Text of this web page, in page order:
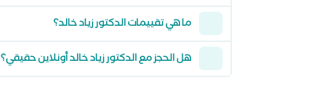
ما هي تقييمات الدكتور زياد خالد؟
هل الحجز مع الدكتور زياد خالد أونلاين حقيقي؟